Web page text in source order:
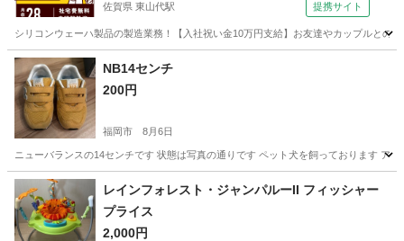
佐賀県 東山代駅 提携サイト
シリコンウェーハ製品の製造業務！【入社祝い金10万円支給】お友達やカップルと
佐賀 伊万里市 東山代駅
NB14センチ
200円
福岡市 8月6日
ニューバランスの14センチです 状態は写真の通りです ペット犬を飼っております ア
福岡 福岡市 キッズ用品 ニューバランス
レインフォレスト・ジャンパルーII フィッシャー
プライス
2,000円